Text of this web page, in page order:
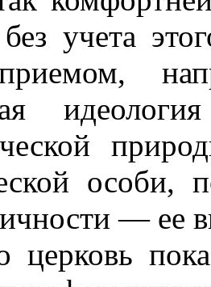
учета
особи,
— ее